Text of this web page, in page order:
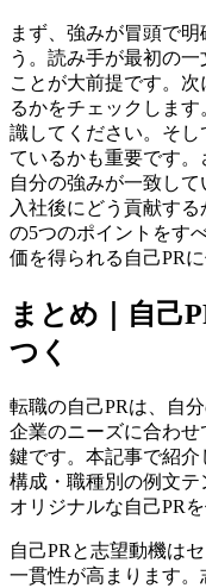
まず、強みが冒頭で
う。読み手が最初の
ことが大前提です。
るかをチェックしま
識してください。そ
ているかも重要です
自分の強みが一致して
入社後にどう貢献す
の5つのポイントをす
価を得られる自己PR
まとめ｜自己
つく
転職の自己PRは、自
企業のニーズに合わ
鍵です。本記事で紹介
構成・職種別の例文
オリジナルな自己PR
自己PRと志望動機は
一貫性が高まります